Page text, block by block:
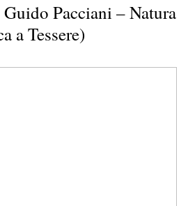
Pacciani – Natura
a Tessere)